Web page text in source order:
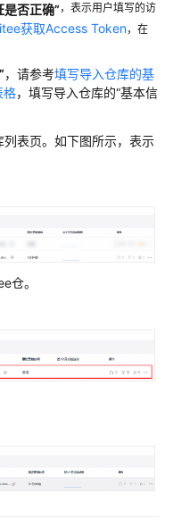
是否正确”，表示用户填写的访
获取Access Token，在
，请参考填写导入仓库的基
格，填写导入仓库的“基本信
表页。如下图所示，表示
仓。